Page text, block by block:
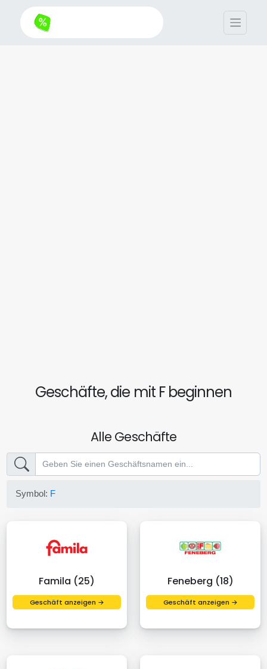
Geschäfte, die mit F beginnen
Alle Geschäfte
Symbol: F
Famila (25)
Geschäft anzeigen →
Feneberg (18)
Geschäft anzeigen →